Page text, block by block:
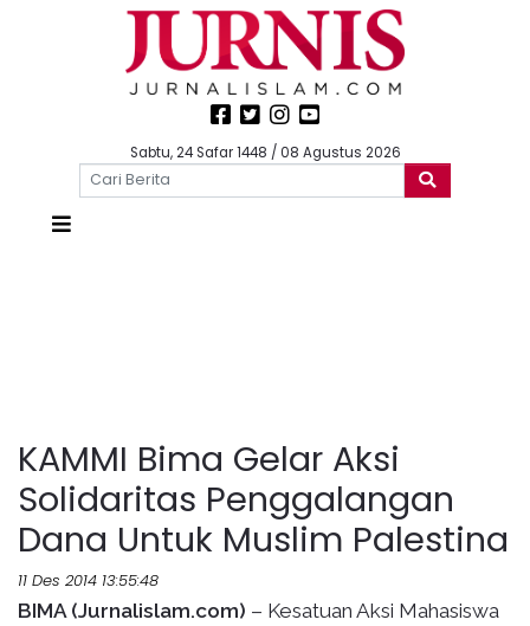
Sabtu, 24 Safar 1448 / 08 Agustus 2026
KAMMI Bima Gelar Aksi
Solidaritas Penggalangan
Dana Untuk Muslim Palestina
11 Des 2014 13:55:48
BIMA (Jurnalislam.com) – Kesatuan Aksi Mahasiswa